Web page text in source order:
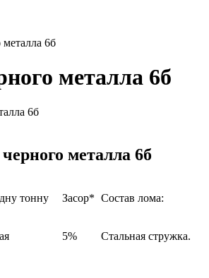
6б
металла 6б
металла 6б
тонну Засор* Состав лома:
5% Стальная стружка.